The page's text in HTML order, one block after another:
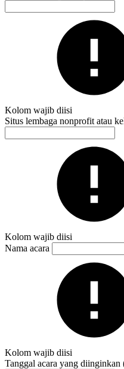
Kolom wajib diisi
Situs lembaga nonprofit atau
Kolom wajib diisi
Nama acara
Kolom wajib diisi
Tanggal acara yang